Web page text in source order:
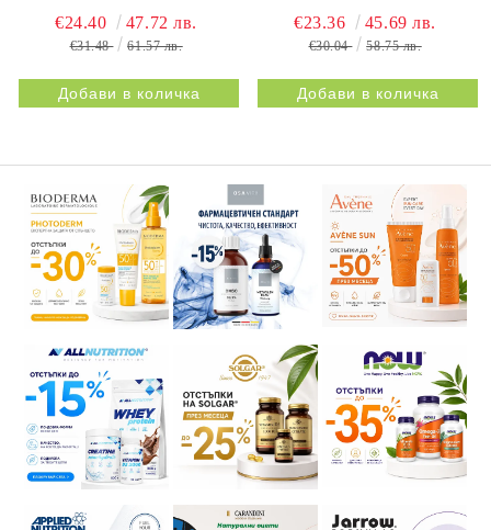
НАТУРПРОДУКТ |
BESTIFLEX 12G 30s
€24.40 47.72 лв.
€31.48 61.57 лв.
BESTIFLEX JOINTS 30s
NATURPRODUKT
€23.36 45.69 лв.
€30.04 58.75 лв.